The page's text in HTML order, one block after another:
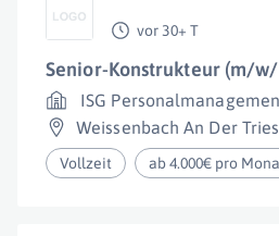
vor 30+ T
Senior-Konstrukteur (m/
ISG
Weissenbach An Der
Vollzeit ab 4.000€ pro